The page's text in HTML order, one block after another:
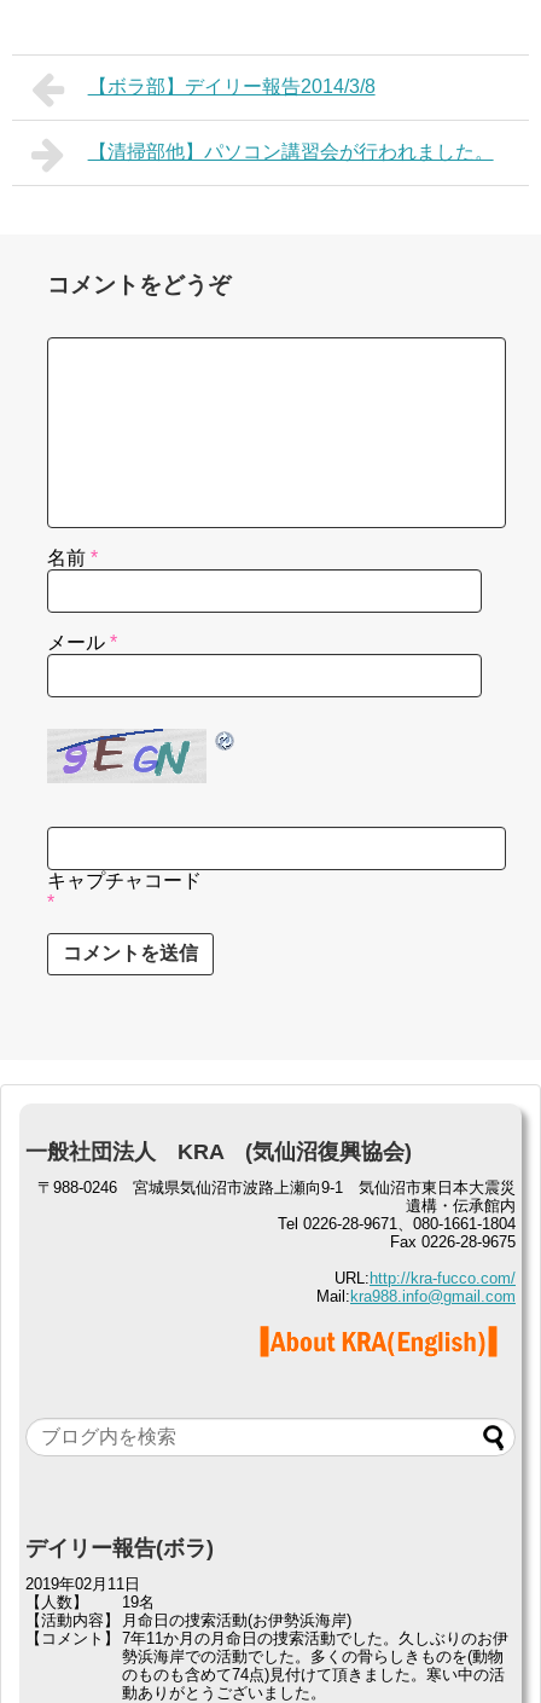
【ボラ部】デイリー報告2014/3/8
【清掃部他】パソコン講習会が行われました。
コメントをどうぞ
名前 *
メール *
キャプチャコード
*
一般社団法人 KRA (気仙沼復興協会)
〒988-0246 宮城県気仙沼市波路上瀬向9-1 気仙沼市東日本大震災
遺構・伝承館内
Tel 0226-28-9671、080-1661-1804
Fax 0226-28-9675
URL: http://kra-fucco.com/
Mail: kra988.info@gmail.com
デイリー報告(ボラ)
2019年02月11日
【人数】
19名
【活動内容】
月命日の捜索活動(お伊勢浜海岸)
【コメント】
7年11か月の月命日の捜索活動でした。久しぶりのお伊
勢浜海岸での活動でした。多くの骨らしきものを(動物
のものも含めて74点)見付けて頂きました。寒い中の活
動ありがとうございました。